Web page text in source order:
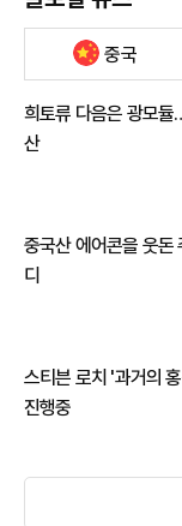
중국
희토류 다음은 광모
산
중국산 에어콘을 웃돈
디
스티븐 로치 '과거의
진행중